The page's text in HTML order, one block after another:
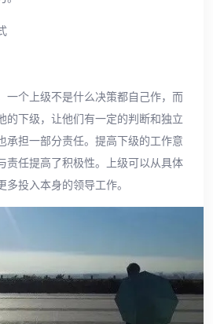
一个上级不是什么决策都自己作，而
的下级，让他们有一定的判断和独立
承担一部分责任。提高下级的工作意
责任提高了积极性。上级可以从具体
投入本身的领导工作。